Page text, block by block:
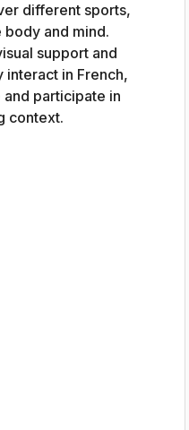
different sports,
and mind.
support and
interact in French,
participate in
context.